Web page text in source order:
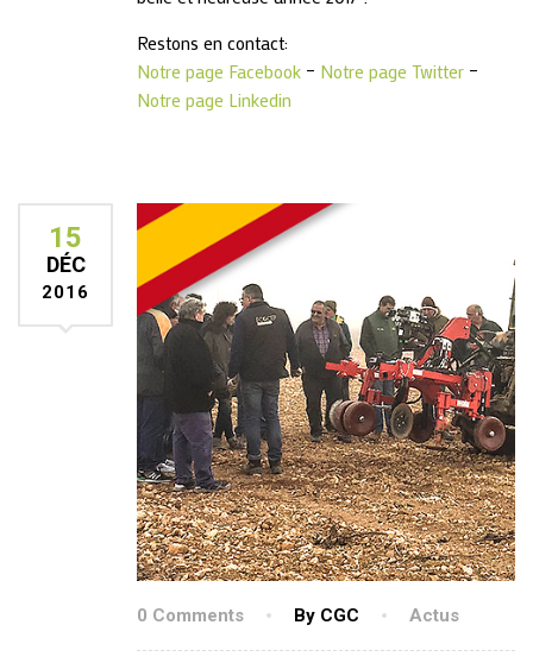
Restons en contact:
Notre page Facebook – Notre page Twitter –
Notre page Linkedin
15
DÉC
2016
0 Comments By CGC Actus